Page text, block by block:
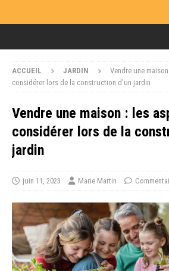
ACCUEIL JARDIN
Vendre une
considérer lors de la construction d’un jardin
Vendre une maison : les
considérer lors de la
jardin
juin 11, 2023 Marie Martin